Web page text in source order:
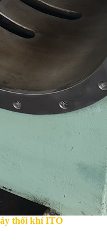
thổi khí ITO